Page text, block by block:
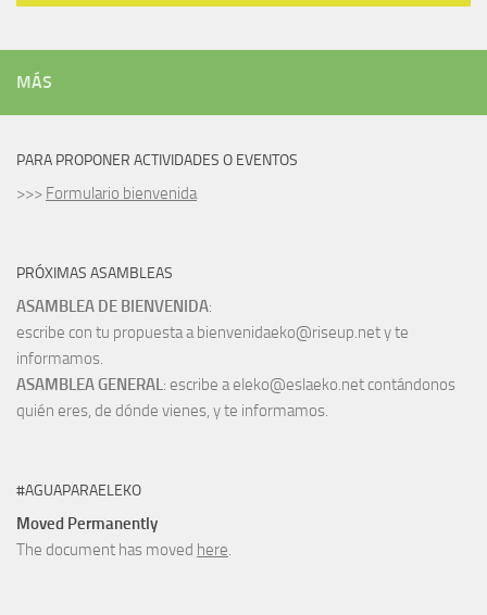
MÁS
PARA PROPONER ACTIVIDADES O EVENTOS
>>> Formulario bienvenida
PRÓXIMAS ASAMBLEAS
ASAMBLEA DE BIENVENIDA:
escribe con tu propuesta a bienvenidaeko@riseup.net y te
informamos.
ASAMBLEA GENERAL: escribe a eleko@eslaeko.net contándonos
quién eres, de dónde vienes, y te informamos.
#AGUAPARAELEKO
Moved Permanently
The document has moved here.